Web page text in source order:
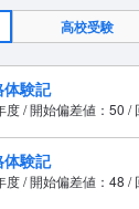
高校受験
体験記
/ 開始偏差値：50 /
体験記
/ 開始偏差値：48 /